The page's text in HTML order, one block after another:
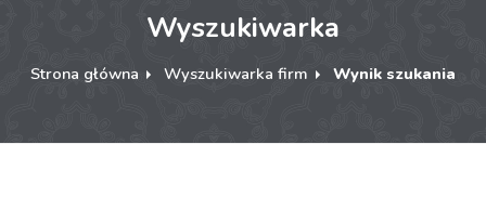
Wyszukiwarka
Strona główna Wyszukiwarka firm Wynik szukania